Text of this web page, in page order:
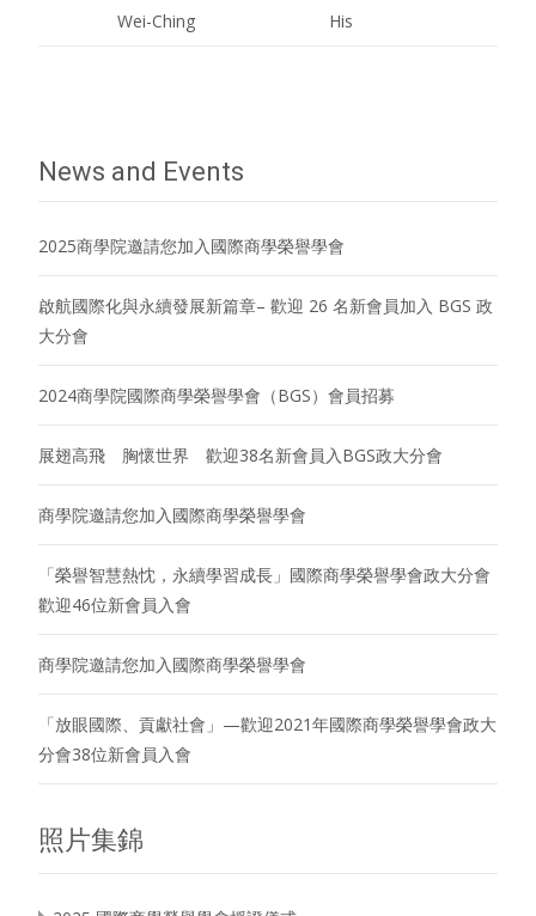
Wei-Ching
His
News and Events
2025商學院邀請您加入國際商學榮譽學會
啟航國際化與永續發展新篇章– 歡迎 26 名新會員加入 BGS 政
大分會
2024商學院國際商學榮譽學會（BGS）會員招募
展翅高飛 胸懷世界 歡迎38名新會員入BGS政大分會
商學院邀請您加入國際商學榮譽學會
「榮譽智慧熱忱，永續學習成長」國際商學榮譽學會政大分會
歡迎46位新會員入會
商學院邀請您加入國際商學榮譽學會
「放眼國際、貢獻社會」—歡迎2021年國際商學榮譽學會政大
分會38位新會員入會
照片集錦